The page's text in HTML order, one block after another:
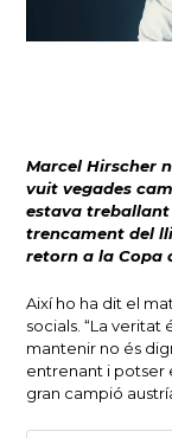
Marcel Hirscher
vuit vegades
estava treballant
trencament del
retorn a la Copa
Així ho ha dit el
socials. “La
mantenir no és
entrenant i potser
gran campió